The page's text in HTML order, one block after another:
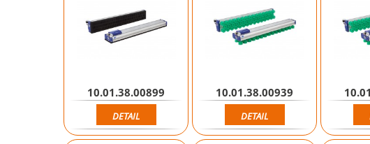
10.01.38.00899
DETAIL
10.01.38.00939
DETAIL